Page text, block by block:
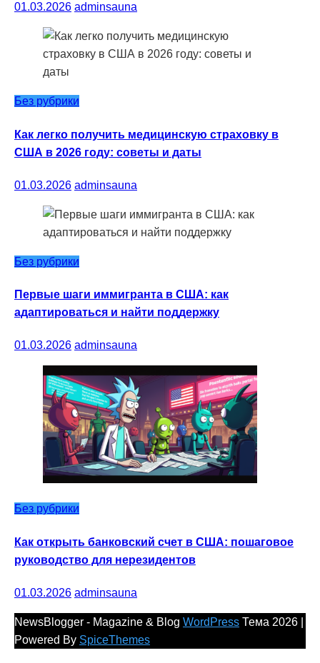
01.03.2026 adminsauna
Без рубрики
Как легко получить медицинскую страховку в
США в 2026 году: советы и даты
01.03.2026 adminsauna
Без рубрики
Первые шаги иммигранта в США: как
адаптироваться и найти поддержку
01.03.2026 adminsauna
Без рубрики
Как открыть банковский счет в США: пошаговое
руководство для нерезидентов
01.03.2026 adminsauna
NewsBlogger - Magazine & Blog WordPress Тема 2026 |
Powered By SpiceThemes